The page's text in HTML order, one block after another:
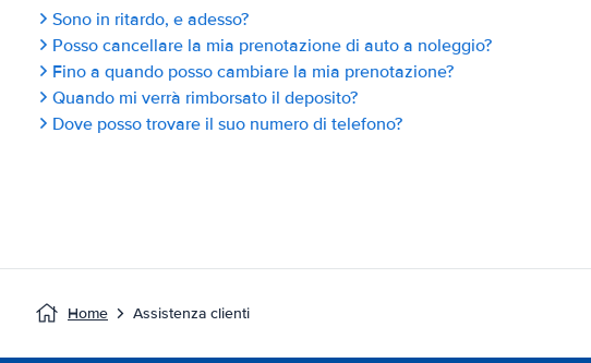
Sono in ritardo, e adesso?
Posso cancellare la mia prenotazione di auto a noleggio?
Fino a quando posso cambiare la mia prenotazione?
Quando mi verrà rimborsato il deposito?
Dove posso trovare il suo numero di telefono?
Home Assistenza clienti